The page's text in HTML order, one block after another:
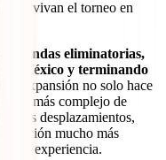
vivan el torneo en
y rondas eliminatorias,
México y terminando
expansión no solo hace
más complejo de
más desplazamientos,
mucho más
la experiencia.